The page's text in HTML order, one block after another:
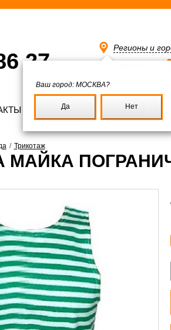
27
Регионы и
Ваш город: МОСКВА?
Да Нет
/ Трикотаж
МАЙКА